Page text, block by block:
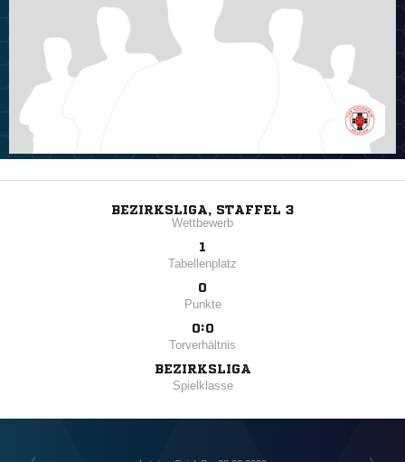
BEZIRKSLIGA, STAFFEL 3
Wettbewerb
1
Tabellenplatz
0
Punkte
0:0
Torverhältnis
BEZIRKSLIGA
Spielklasse